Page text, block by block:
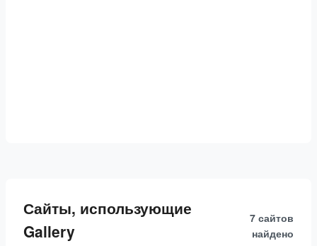
Сайты, использующие
Gallery
7 сайтов
найдено